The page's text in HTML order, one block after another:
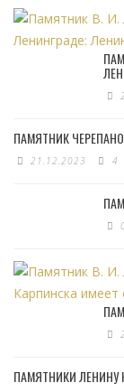
ПАМЯТНИК
21.12.2023 4
ПАМЯТНИКИ ЛЕНИНУ